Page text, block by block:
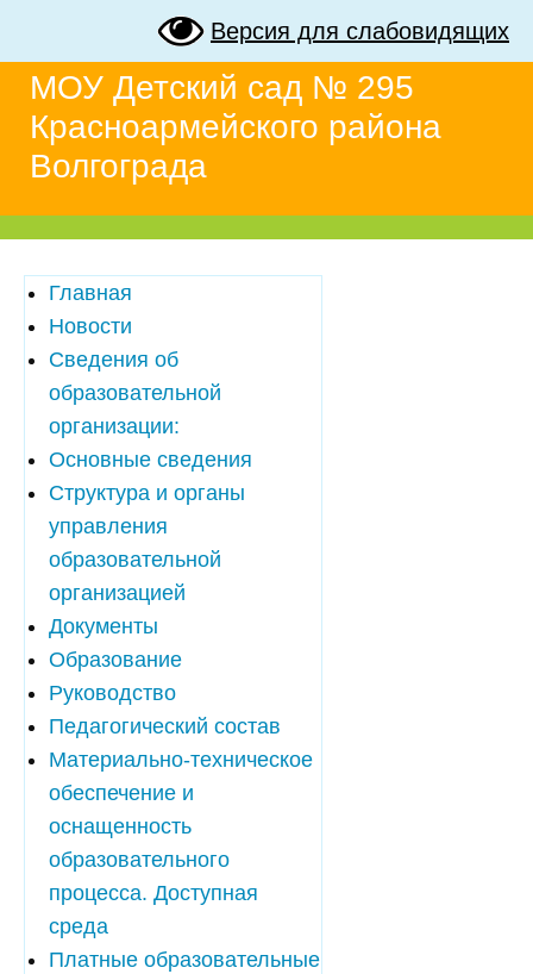
Версия для слабовидящих
МОУ Детский сад № 295
Красноармейского района
Волгограда
Главная
Новости
Сведения об
образовательной
организации:
Основные сведения
Структура и органы
управления
образовательной
организацией
Документы
Образование
Руководство
Педагогический состав
Материально-техническое
обеспечение и
оснащенность
образовательного
процесса. Доступная
среда
Платные образовательные